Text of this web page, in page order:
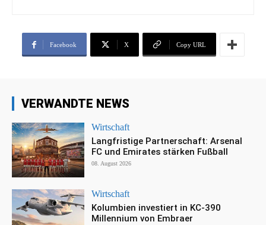
Facebook X Copy URL
VERWANDTE NEWS
Wirtschaft
Langfristige Partnerschaft: Arsenal
FC und Emirates stärken Fußball
08. August 2026
Wirtschaft
Kolumbien investiert in KC-390
Millennium von Embraer